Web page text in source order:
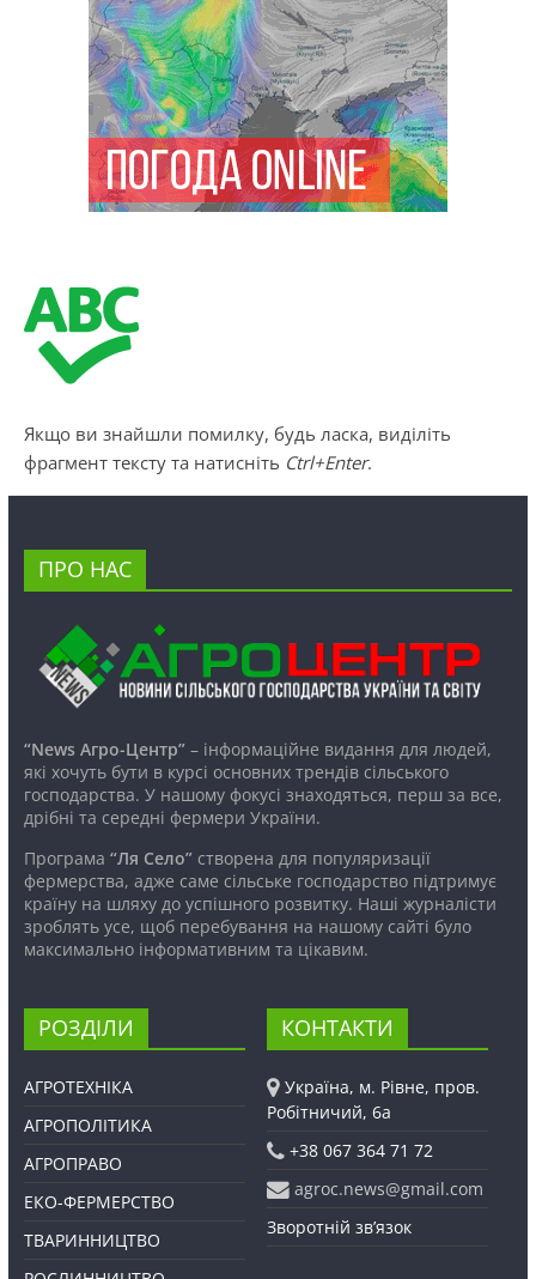
Якщо ви знайшли помилку, будь ласка, виділіть
фрагмент тексту та натисніть Ctrl+Enter.
ПРО НАС
“News Агро-Центр”– інформаційне видання для людей,
які хочуть бути в курсі основних трендів сільського
господарства. У нашому фокусі знаходяться, перш за все,
дрібні та середні фермери України.
Програма “Ля Село”створена для популяризації
фермерства, адже саме сільське господарство підтримує
країну на шляху до успішного розвитку. Наші журналісти
зроблять усе, щоб перебування на нашому сайті було
максимально інформативним та цікавим.
РОЗДІЛИ
АГРОТЕХНІКА
АГРОПОЛІТИКА
АГРОПРАВО
ЕКО-ФЕРМЕРСТВО
ТВАРИННИЦТВО
КОНТАКТИ
Україна, м. Рівне, пров.
Робітничий, 6а
+38 067 364 71 72
agroc.news@gmail.com
Зворотній зв’язок